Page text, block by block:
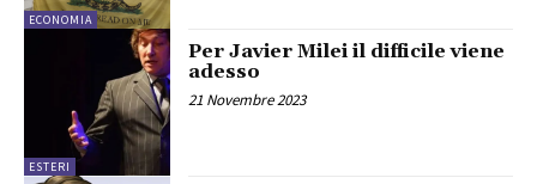
ECONOMIA
ESTERI
Per Javier Milei il difficile viene
adesso
21 Novembre 2023